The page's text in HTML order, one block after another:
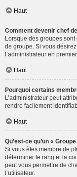
Haut
Comment devenir chef
Lorsque des groupes sont
de groupe. Si vous
l’administrateur en
Haut
Pourquoi certains
L’administrateur peut
rendre facilement
Haut
Qu’est-ce qu’un «
Si vous êtes membre de
déterminer le rang et la
peut vous permettre de
l’utilisateur.